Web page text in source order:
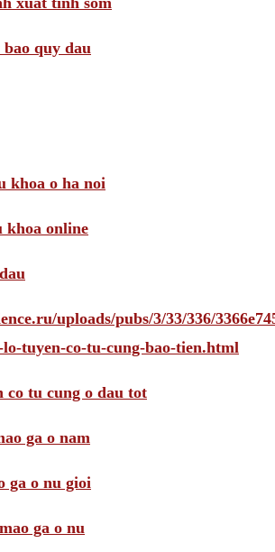
quy dau
khoa o ha noi
khoa online
uploads/pubs/3/33/336/
tuyen-co-tu-cung-bao-tien.html
co tu cung o dau tot
ga o nam
ga o nu gioi
ga o nu